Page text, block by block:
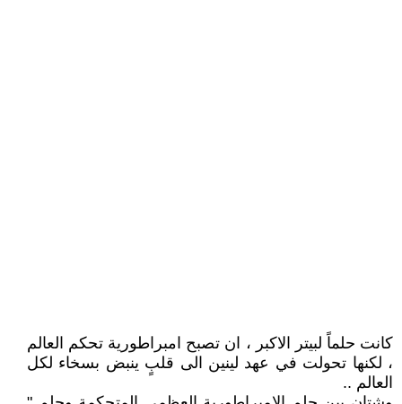
كانت حلماً لبيتر الاكبر ، ان تصبح امبراطورية تحكم العالم
، لكنها تحولت في عهد لينين الى قلبٍ ينبض بسخاء لكل
العالم ..